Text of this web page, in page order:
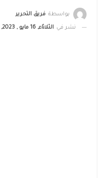
بواسطة فريق التحرير
نشر في الثلاثاء, 16 مايو , 2023, الساعة 5:22 م